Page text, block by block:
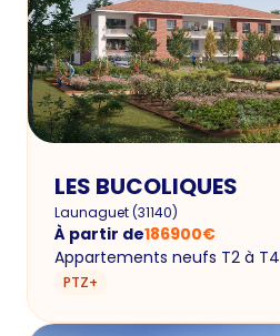
LES BUCOLIQUES
Launaguet(31140)
À partir de186900€
Appartements neufs T2 à T4
PTZ+